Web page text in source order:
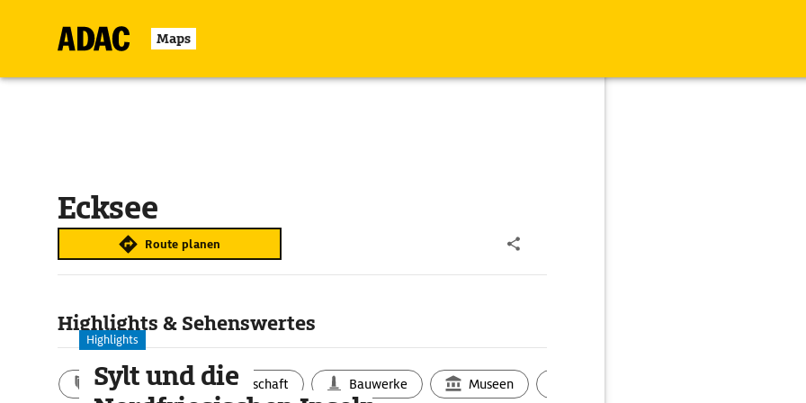
Maps
Ecksee
Route planen
Highlights & Sehenswertes
Aktivitäten Landschaft Bauwerke Museen
Highlights
Sylt und die